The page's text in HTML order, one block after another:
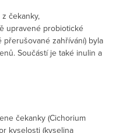
čekanky,
upravené probiotické
přerušované zahřívání) byla
Součástí je také inulin a
čekanky (Cichorium
kyselosti (kyselina